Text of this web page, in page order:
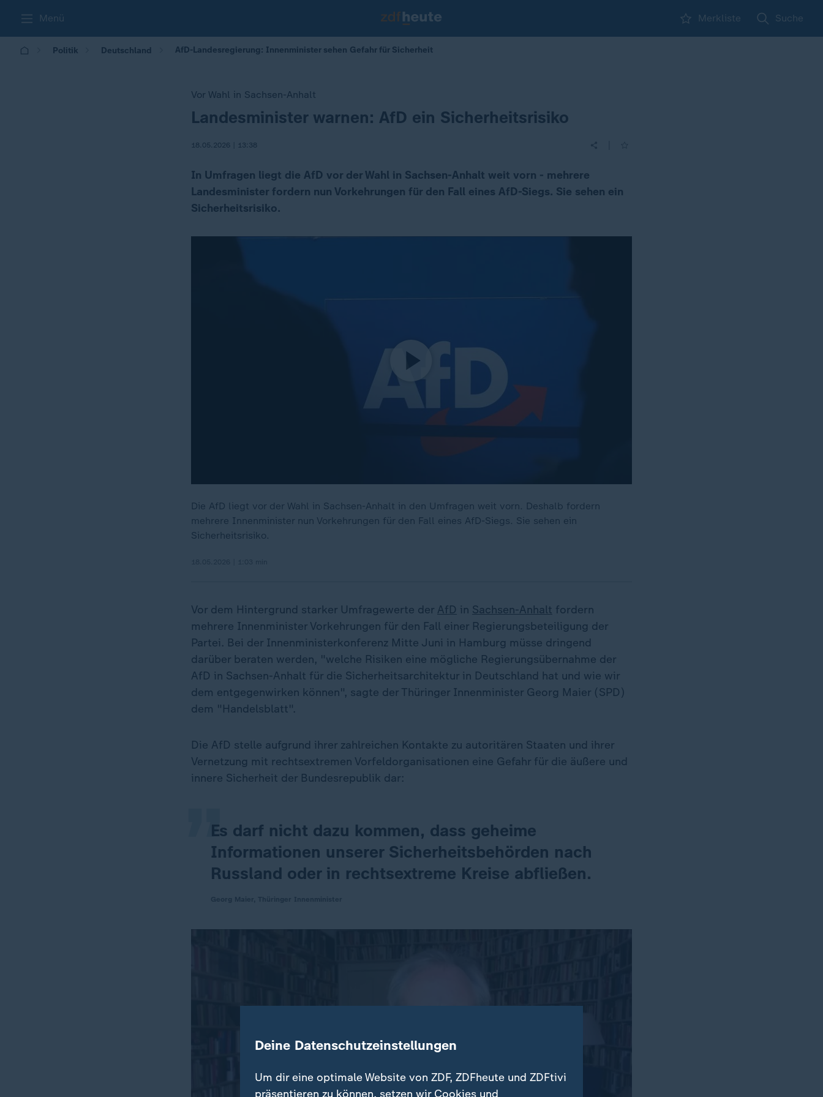
Menü Merkliste Suche
Politik Deutschland AfD-Landesregierung: Innenminister sehen Gefahr für Sicherheit
Vor Wahl in Sachsen-Anhalt
:Landesminister warnen: AfD ein Sicherheitsrisiko
18.05.2026 | 13:38
In Umfragen liegt die AfD vor der Wahl in Sachsen-Anhalt weit vorn - mehrere
Landesminister fordern nun Vorkehrungen für den Fall eines AfD-Siegs. Sie sehen ein
Sicherheitsrisiko.
Die AfD liegt vor der Wahl in Sachsen-Anhalt in den Umfragen weit vorn. Deshalb fordern
mehrere Innenminister nun Vorkehrungen für den Fall eines AfD-Siegs. Sie sehen ein
Sicherheitsrisiko.
Vor dem Hintergrund starker Umfragewerte der AfD in Sachsen-Anhalt fordern
mehrere Innenminister Vorkehrungen für den Fall einer Regierungsbeteiligung der
Partei. Bei der Innenministerkonferenz Mitte Juni in Hamburg müsse dringend
darüber beraten werden, "welche Risiken eine mögliche Regierungsübernahme der
AfD in Sachsen-Anhalt für die Sicherheitsarchitektur in Deutschland hat und wie wir
dem entgegenwirken können", sagte der Thüringer Innenminister Georg Maier (SPD)
dem "Handelsblatt".
Die AfD stelle aufgrund ihrer zahlreichen Kontakte zu autoritären Staaten und ihrer
Vernetzung mit rechtsextremen Vorfeldorganisationen eine Gefahr für die äußere und
innere Sicherheit der Bundesrepublik dar:
Es darf nicht dazu kommen, dass geheime
Informationen unserer Sicherheitsbehörden nach
Russland oder in rechtsextreme Kreise abfließen.
„
Deine Datenschutzeinstellungen
Um dir eine optimale Website von ZDF, ZDFheute und ZDFtivi
präsentieren zu können, setzen wir Cookies und